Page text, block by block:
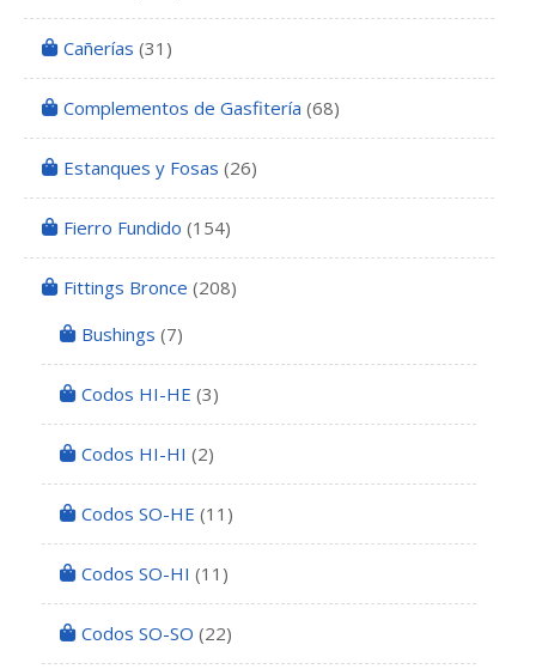
Cañerías (31)
Complementos de Gasfitería (68)
Estanques y Fosas (26)
Fierro Fundido (154)
Fittings Bronce (208)
Bushings (7)
Codos HI-HE (3)
Codos HI-HI (2)
Codos SO-HE (11)
Codos SO-HI (11)
Codos SO-SO (22)